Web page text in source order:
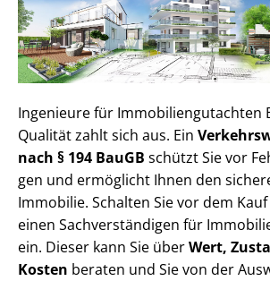
Ingenieure für Im­mo­bi­li­en­gut­ach­ten
Qualität zahlt sich aus. Ein
nach § 194 BauGB schützt Sie vor
gen und ermöglicht Ihnen den
Immobilie. Schalten Sie vor dem
einen Sach­ver­stän­di­gen für
ein. Dieser kann Sie überWert,
Kosten beraten und Sie von der